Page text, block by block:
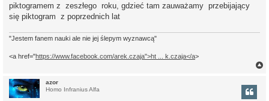
piktogramem z zeszłego roku, gdzieć tam zauważamy przebijający
się piktogram z poprzednich lat
"Jestem fanem nauki ale nie jej ślepym wyznawcą"
<a href="https://www.facebook.com/arek.czaja">ht ... k.czaja</a>
azor
Homo Infranius Alfa